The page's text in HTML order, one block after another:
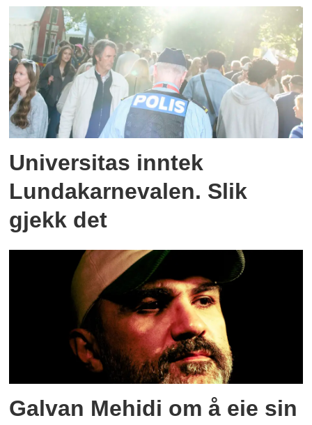
Universitas inntek
Lundakarnevalen. Slik
gjekk det
Galvan Mehidi om å eie sin